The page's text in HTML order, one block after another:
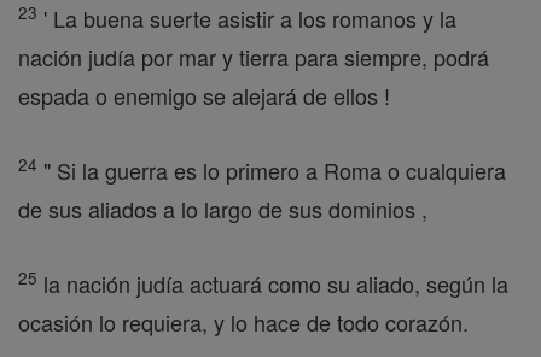
23 ' La buena suerte asistir a los romanos y la
nación judía por mar y tierra para siempre, podrá
espada o enemigo se alejará de ellos !
24 " Si la guerra es lo primero a Roma o cualquiera
de sus aliados a lo largo de sus dominios ,
25 la nación judía actuará como su aliado, según la
ocasión lo requiera, y lo hace de todo corazón.